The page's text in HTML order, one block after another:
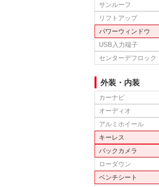
サンルーフ
リフトアップ
パワーウィンドウ
USB入力端子
センターデフロック
外装・内装
カーナビ
オーディオ
アルミホイール
キーレス
バックカメラ
ローダウン
ベンチシート